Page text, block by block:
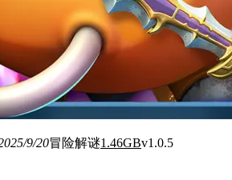
9/20冒险解谜1.46GBv1.0.5